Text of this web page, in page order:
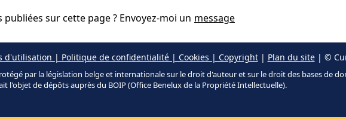
sur cette page ? Envoyez-moi un message
d'utilisation | Politique de confidentialité | Cookies | Copyright| Plan du site| ©
par la législation belge et internationale sur le droit d'auteur et sur le droit des bases de
l'objet de dépôts auprès du BOIP (Office Benelux de la Propriété Intellectuelle).